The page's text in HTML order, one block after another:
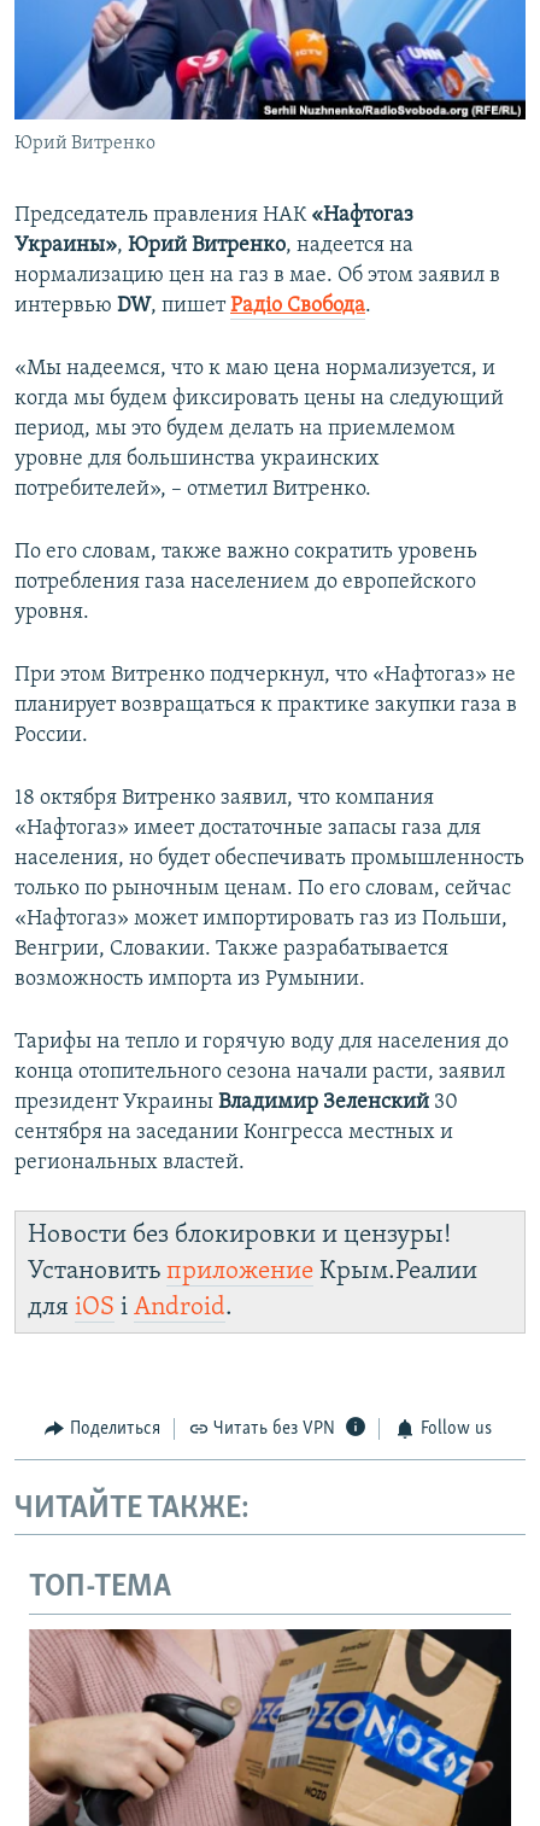
ПОБЕДИТЕЛЕЙ НЕ СУДЯТ?
КРЫМ.НЕПОКОРЕННЫЙ
ELIFBE
УКРАИНСКАЯ ПРОБЛЕМА КРЫМА
ПРИСОЕДИНЯЙТЕСЬ!
Юрий Витренко
Председатель правления НАК «Нафтогаз
Украины», Юрий Витренко, надеется на
нормализацию цен на газ в мае. Об этом заявил в
интервью DW, пишетРадіо Свобода.
«Мы надеемся, что к маю цена нормализуется, и
когда мы будем фиксировать цены на следующий
период, мы это будем делать на приемлемом
уровне для большинства украинских
потребителей», – отметил Витренко.
По его словам, также важно сократить уровень
потребления газа населением до европейского
уровня.
При этом Витренко подчеркнул, что «Нафтогаз» не
планирует возвращаться к практике закупки газа в
России.
18 октября Витренко заявил, что компания
«Нафтогаз» имеет достаточные запасы газа для
населения, но будет обеспечивать промышленность
только по рыночным ценам. По его словам, сейчас
«Нафтогаз» может импортировать газ из Польши,
Венгрии, Словакии. Также разрабатывается
возможность импорта из Румынии.
Тарифы на тепло и горячую воду для населения до
конца отопительного сезона начали расти, заявил
президент Украины Владимир Зеленский 30
сентября на заседании Конгресса местных и
региональных властей.
Новости без блокировки и цензуры!
Установить приложение Крым.Реалии
для iOS і Android.
Поделиться Читать без VPN Follow us
ЧИТАЙТЕ ТАКЖЕ:
ТОП-ТЕМА